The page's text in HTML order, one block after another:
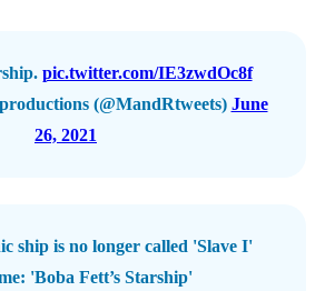
pic.twitter.com/IE3zwdOc8f
(@MandRtweets) June
26, 2021
ship is no longer called 'Slave I'
'Boba Fett’s Starship'